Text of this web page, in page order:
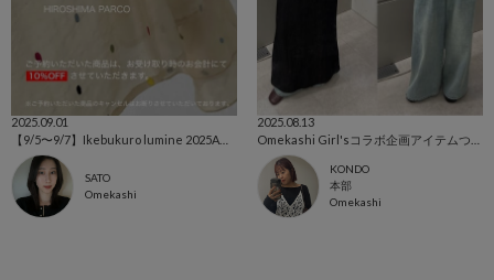
2025.09.01
SATO
Omekashi
2025.08.13
KONDO
本部
Omekashi